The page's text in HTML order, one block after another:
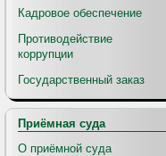
Кадровое обеспечение
Противодействие
коррупции
Государственный заказ
Приёмная суда
О приёмной суда